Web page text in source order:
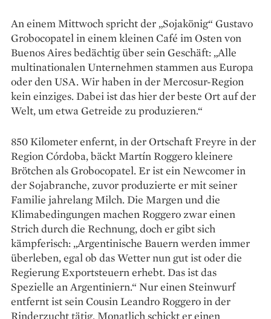
An einem Mittwoch spricht der „Sojakönig“ Gustavo
Grobocopatel in einem kleinen Café im Osten von
Buenos Aires bedächtig über sein Geschäft: „Alle
multinationalen Unternehmen stammen aus Europa
oder den USA. Wir haben in der Mercosur-Region
kein einziges. Dabei ist das hier der beste Ort auf der
Welt, um etwa Getreide zu produzieren.“
850 Kilometer enfernt, in der Ortschaft Freyre in der
Region Córdoba, bäckt Martín Roggero kleinere
Brötchen als Grobocopatel. Er ist ein Newcomer in
der Sojabranche, zuvor produzierte er mit seiner
Familie jahrelang Milch. Die Margen und die
Klimabedingungen machen Roggero zwar einen
Strich durch die Rechnung, doch er gibt sich
kämpferisch: „Argentinische Bauern werden immer
überleben, egal ob das Wetter nun gut ist oder die
Regierung Exportsteuern erhebt. Das ist das
Spezielle an Argentiniern.“ Nur einen Steinwurf
entfernt ist sein Cousin Leandro Roggero in der
Rinderzucht tätig. Monatlich schickt er einen